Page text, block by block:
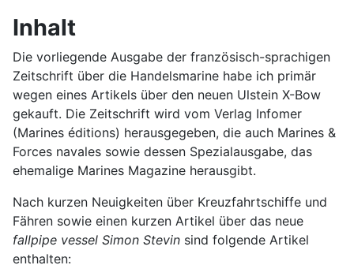
Inhalt
Die vorliegende Ausgabe der französisch-sprachigen
Zeitschrift über die Handelsmarine habe ich primär
wegen eines Artikels über den neuen Ulstein X-Bow
gekauft. Die Zeitschrift wird vom Verlag Infomer
(Marines éditions) herausgegeben, die auch Marines &
Forces navales sowie dessen Spezialausgabe, das
ehemalige Marines Magazine herausgibt.
Nach kurzen Neuigkeiten über Kreuzfahrtschiffe und
Fähren sowie einen kurzen Artikel über das neue
fallpipe vessel Simon Stevin sind folgende Artikel
enthalten: